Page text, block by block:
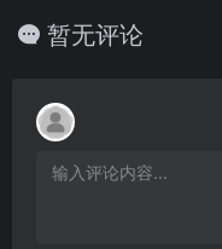
暂无评论